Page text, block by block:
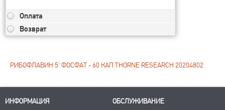
Оплата
Возврат
РИБОФЛАВИН 5' ФОСФАТ - 60 КАП THORNE RESEARCH 20204802
ИНФОРМАЦИЯ ОБСЛУЖИВАНИЕ